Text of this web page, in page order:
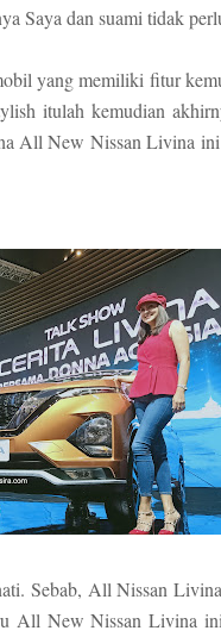
Saya dan suami tidak
yang memiliki fitur
itulah kemudian
All New Nissan Livina ini
Sebab, All Nissan
All New Nissan Livina